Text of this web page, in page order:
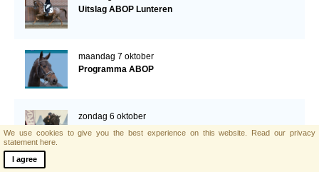
Uitslag ABOP Lunteren
maandag 7 oktober
Programma ABOP
zondag 6 oktober
Drie nieuwe hengsten goedgekeurd
We use cookies to give you the best experience on this website. Read our privacy
statement here.
I agree